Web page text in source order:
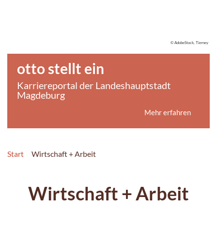
© AdobeStock, Tierney
otto stellt ein
Karriereportal der Landeshauptstadt
Magdeburg
Mehr erfahren
Start Wirtschaft + Arbeit
Wirtschaft + Arbeit